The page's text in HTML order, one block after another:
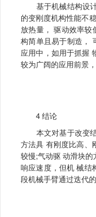
基于机械结构设计
的变刚度机构性能不
放热量， 驱动效率
构简单且易于制造，
应用中，如用于抓握
较为广阔的应用前景
4 结论
本文对基于改变结
方法具 有刚度比高、
较慢;气动驱 动滑块
响应速度，但机 械结
段机械手臂通过迭代